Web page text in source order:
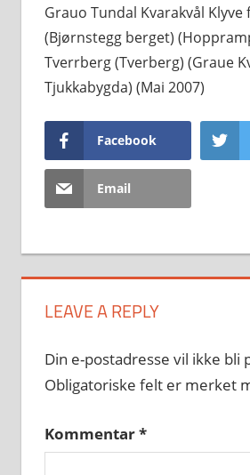
Grauo Tundal Kvarakvål
(Bjørnstegg berget)
Tverrberg (Tverberg) (Graue
Tjukkabygda) (Mai 2007)
Facebook
Email
LEAVE A REPLY
Din e-postadresse vil ikke bli
Obligatoriske felt er merket
Kommentar*